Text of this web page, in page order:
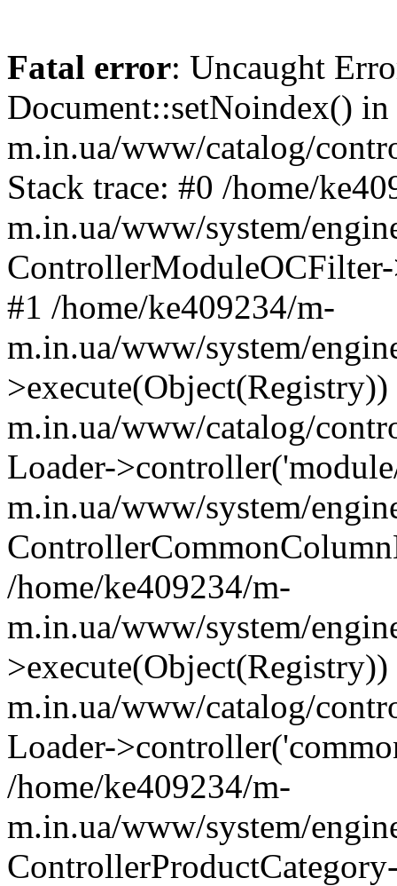
Fatal error: Uncaught
Document::setNoindex()
m.in.ua/www/catalog/
Stack trace: #0 /home/
m.in.ua/www/system/
#1 /home/ke409234/m-
m.in.ua/www/system/
m.in.ua/www/catalog/
Loader-
m.in.ua/www/system/
/home/ke409234/m-
m.in.ua/www/system/
m.in.ua/www/catalog/
Loader-
/home/ke409234/m-
m.in.ua/www/system/